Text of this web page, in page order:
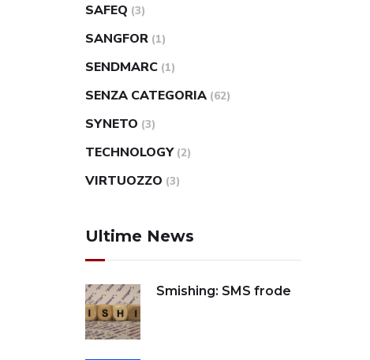
SAFEQ (3)
SANGFOR (1)
SENDMARC (1)
SENZA CATEGORIA (62)
SYNETO (3)
TECHNOLOGY (2)
VIRTUOZZO (3)
Ultime News
Smishing: SMS frode